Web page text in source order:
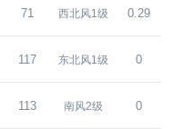
71 西北风1级 0.29
117 东北风1级 0
113 南风2级 0